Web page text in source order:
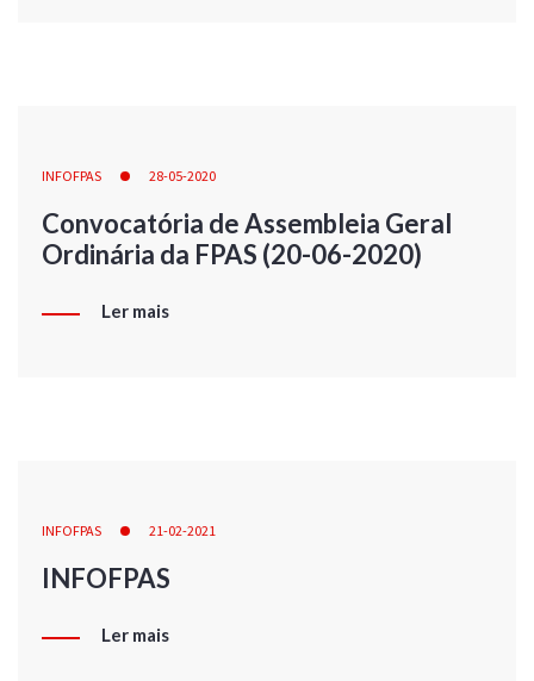
INFOFPAS 28-05-2020
Convocatória de Assembleia Geral
Ordinária da FPAS (20-06-2020)
Ler mais
INFOFPAS 21-02-2021
INFOFPAS
Ler mais